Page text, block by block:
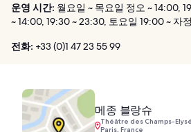
운영 시간: 월요일 ~ 목요일 정오 ~ 14:00,
~ 14:00, 19:30 ~ 23:30, 토요일 19:00 ~ 자
전화: +33 (0)1 47 23 55 99
메종 블랑슈
Théâtre des Champs-
Paris, France